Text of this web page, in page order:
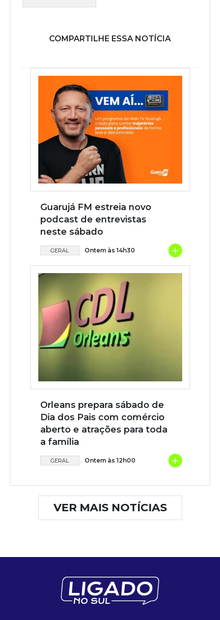
COMPARTILHE ESSA NOTÍCIA
Guarujá FM estreia novo
podcast de entrevistas
neste sábado
GERAL Ontem às 14h30 +
Orleans prepara sábado de
Dia dos Pais com comércio
aberto e atrações para toda
a família
GERAL Ontem às 12h00 +
VER MAIS NOTÍCIAS